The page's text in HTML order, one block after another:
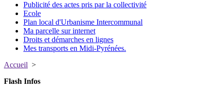
Publicité des actes pris par la collectivité
Ecole
Plan local d'Urbanisme Intercommunal
Ma parcelle sur internet
Droits et démarches en lignes
Mes transports en Midi-Pyrénées.
Accueil >
Flash Infos